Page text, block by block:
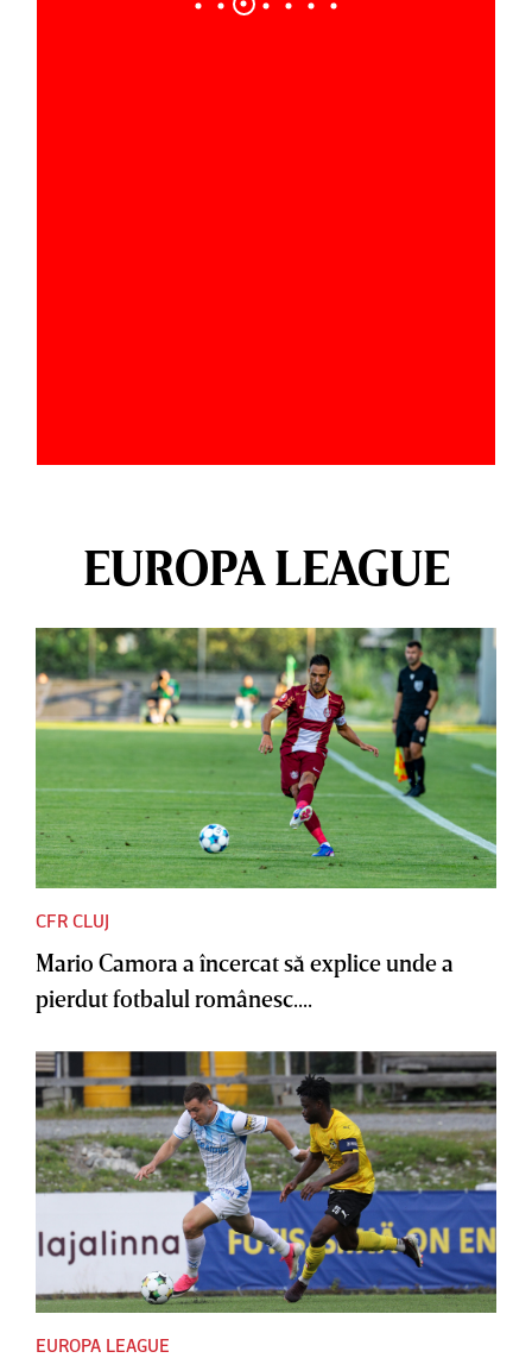
EUROPA LEAGUE
CFR CLUJ
Mario Camora a încercat să explice unde a
pierdut fotbalul românesc....
EUROPA LEAGUE